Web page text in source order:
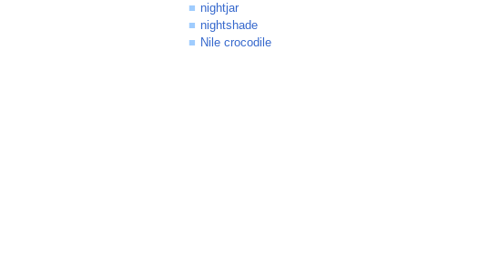
nightjar
nightshade
Nile crocodile